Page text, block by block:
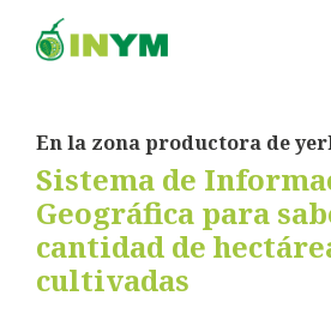
En la zona productora de
Sistema de
Geográfica para
cantidad de
cultivadas